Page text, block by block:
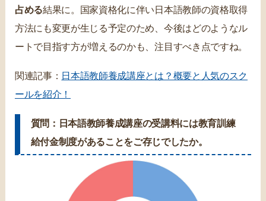
占める結果に。国家資格化に伴い日本語教師の資格取得
方法にも変更が生じる予定のため、今後はどのようなル
ートで目指す方が増えるのかも、注目すべき点ですね。
関連記事： 日本語教師養成講座とは？概要と人気のスク
ールを紹介！
質問：日本語教師養成講座の受講料には教育訓練
給付金制度があることをご存じでしたか。